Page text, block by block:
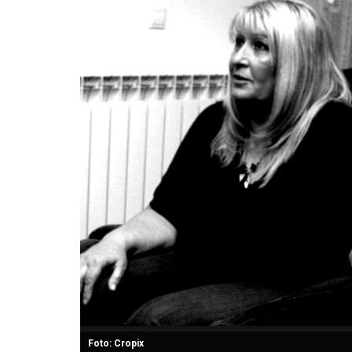
Foto: Cropix